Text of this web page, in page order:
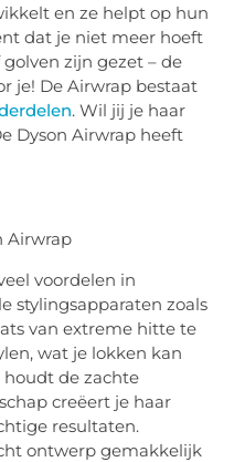
en ze helpt op hun
dat je niet meer hoeft
zijn gezet – de
je! De Airwrap bestaat
. Wil jij je haar
Dyson Airwrap heeft
Airwrap
voordelen in
stylingsapparaten zoals
van extreme hitte te
wat je lokken kan
de zachte
creëert je haar
resultaten.
ontwerp gemakkelijk